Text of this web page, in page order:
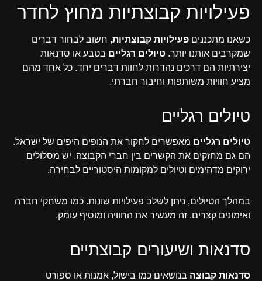
פעילויות קבוצתיות מחוץ לחדר
כשאנו מתכננים פעילויות קבוצתיות, חשוב לבחור דברים
שמקרבים אותנו יותר. טיולים רגליים בטבע או סדנאות
יצירתיות הם דרכים נהדרות לחוות דברים יחד. כל אחד מהם
מציע חוויות משותפות וחיבור חברתי.
טיולים רגליים
טיולים רגליים מאפשרים לחקור את הנופים היפים של ישראל.
הם גם מחזקים את הקשרים בין חברי הקבוצה. יש מסלולים
ירוקים מדהימים וטיולים למקומות היסטוריים לבחירה.
במהלך הטיולים, ניתן לשלב פעילויות שונות. כמו משחקי חברה
ואימונים קצרים. זה מעשיר את החוויה ומוסיף עומק.
סדנאות ושיעורים קבוצתיים
סדנאות קבוצה בנושאים כמו בישול, אמנות או ספורט